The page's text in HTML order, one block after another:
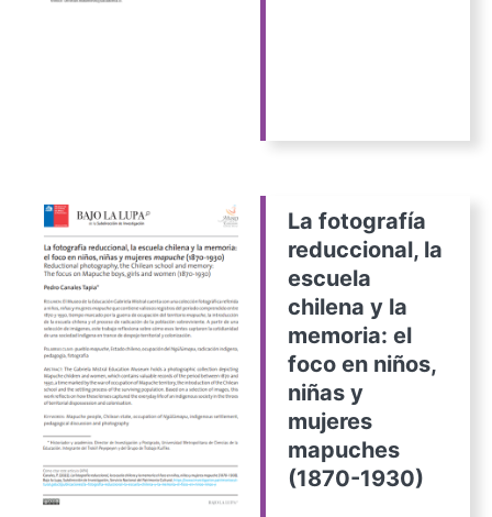
La fotografía
reduccional, la
escuela
chilena y la
memoria: el
foco en niños,
niñas y
mujeres
mapuches
(1870-1930)